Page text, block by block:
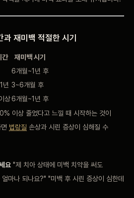
과 재미백 적절한 시기
간
재미백 시기
6개월~1년 후
년 3~6개월 후
상6개월~1년 후
이상 줄었다고 느낄 때 시작하는 것이
법랑질 손상과 시린 증상이 심해질 수
요 "제 치아 상태에 미백 치약을 써도
마나 되나요?" "미백 후 시린 증상이 심한데